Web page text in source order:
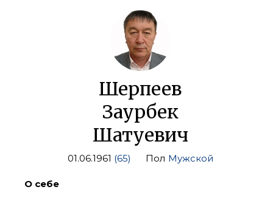
Шерпеев
Заурбек
Шатуевич
01.06.1961 (65) Пол Мужской
О себе